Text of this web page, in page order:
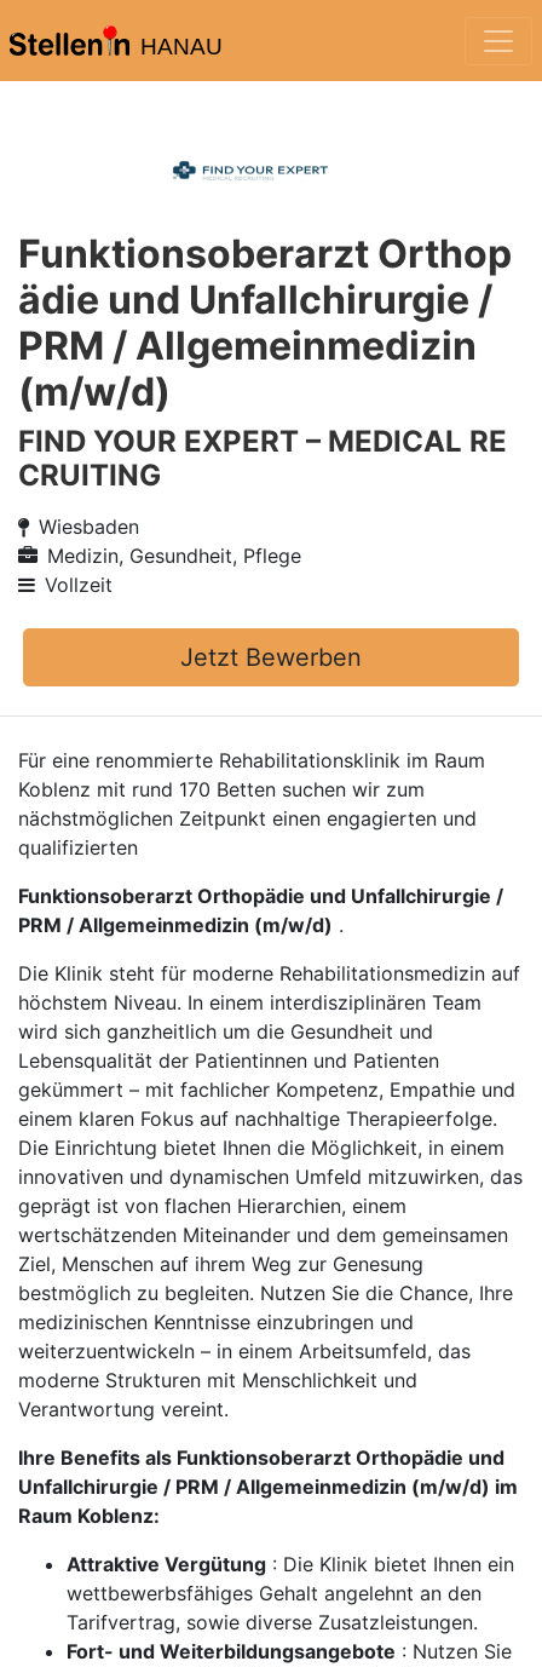
HANAU
Funktionsoberarzt Orthop
ädie und Unfallchirurgie /
PRM / Allgemeinmedizin
(m/w/d)
FIND YOUR EXPERT – MEDICAL RE
CRUITING
Wiesbaden
Medizin, Gesundheit, Pflege
Vollzeit
Jetzt Bewerben
Für eine renommierte Rehabilitationsklinik im Raum
Koblenz mit rund 170 Betten suchen wir zum
nächstmöglichen Zeitpunkt einen engagierten und
qualifizierten
Funktionsoberarzt Orthopädie und Unfallchirurgie /
PRM / Allgemeinmedizin (m/w/d) .
Die Klinik steht für moderne Rehabilitationsmedizin auf
höchstem Niveau. In einem interdisziplinären Team
wird sich ganzheitlich um die Gesundheit und
Lebensqualität der Patientinnen und Patienten
gekümmert – mit fachlicher Kompetenz, Empathie und
einem klaren Fokus auf nachhaltige Therapieerfolge.
Die Einrichtung bietet Ihnen die Möglichkeit, in einem
innovativen und dynamischen Umfeld mitzuwirken, das
geprägt ist von flachen Hierarchien, einem
wertschätzenden Miteinander und dem gemeinsamen
Ziel, Menschen auf ihrem Weg zur Genesung
bestmöglich zu begleiten. Nutzen Sie die Chance, Ihre
medizinischen Kenntnisse einzubringen und
weiterzuentwickeln – in einem Arbeitsumfeld, das
moderne Strukturen mit Menschlichkeit und
Verantwortung vereint.
Ihre Benefits als Funktionsoberarzt Orthopädie und
Unfallchirurgie / PRM / Allgemeinmedizin (m/w/d) im
Raum Koblenz:
Attraktive Vergütung : Die Klinik bietet Ihnen ein
wettbewerbsfähiges Gehalt angelehnt an den
Tarifvertrag, sowie diverse Zusatzleistungen.
Fort- und Weiterbildungsangebote : Nutzen Sie